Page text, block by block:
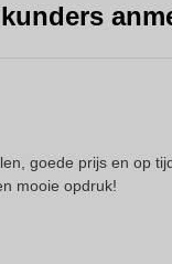
goede prijs en op
mooie opdruk!